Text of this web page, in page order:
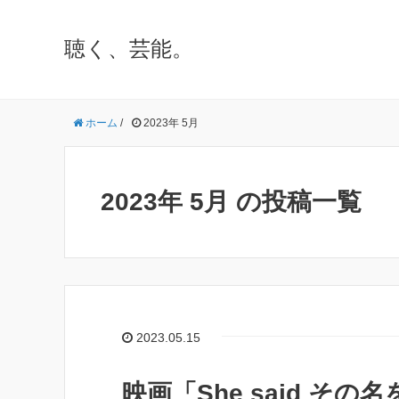
聴く、芸能。
ホーム / 2023年 5月
2023年 5月 の投稿一覧
2023.05.15
映画「She said その名